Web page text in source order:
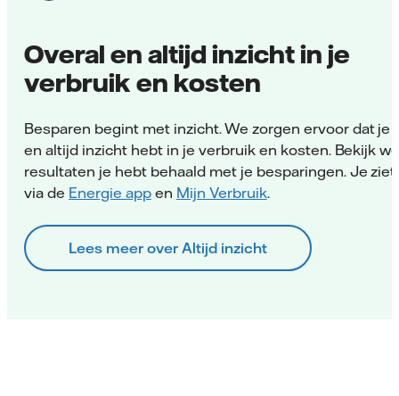
Overal en altijd inzicht in je
verbruik en kosten
Besparen begint met inzicht. We zorgen ervoor dat je
en altijd inzicht hebt in je verbruik en kosten. Bekijk
resultaten je hebt behaald met je besparingen. Je
via de Energie appen Mijn Verbruik.
Lees meer over Altijd inzicht